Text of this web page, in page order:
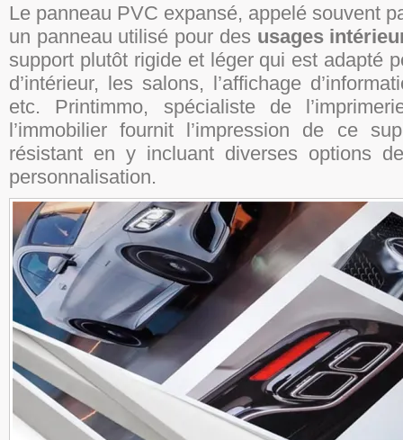
Le panneau PVC expansé, appelé souvent
un panneau utilisé pour des usages
support plutôt rigide et léger qui est adapté
d’intérieur, les salons, l’affichage
etc. Printimmo, spécialiste de
l’immobilier fournit l’impression de ce
résistant en y incluant diverses options
personnalisation.